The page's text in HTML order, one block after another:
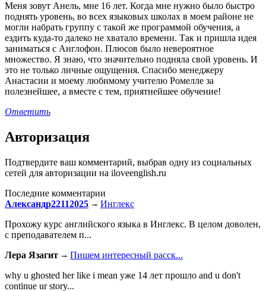
Меня зовут Анель, мне 16 лет. Когда мне нужно было быстро
поднять уровень, во всех языковых школах в моем районе не
могли набрать группу с такой же программой обучения, а
ездить куда-то далеко не хватало времени. Так и пришла идея
заниматься с Англофон. Плюсов было невероятное
множество. Я знаю, что значительно подняла свой уровень. И
это не только личные ощущения. Спасибо менеджеру
Анастасии и моему любимому учителю Ромелле за
полезнейшее, а вместе с тем, приятнейшее обучение!
Ответить
Авторизация
Подтвердите ваш комментарий, выбрав одну из социальных
сетей для авторизации на iloveenglish.ru
Последние комментарии
Александр22112025
Инглекс
Прохожу курс английского языка в Инглекс. В целом доволен,
с преподавателем п...
Лера Язагит
Пишем интересный расск...
why u ghosted her like i mean уже 14 лет прошло and u don't
continue ur story...